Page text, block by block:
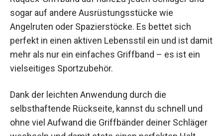
Raquex-Griffband auf nahezu jeden Schläger und
sogar auf andere Ausrüstungsstücke wie
Angelruten oder Spazierstöcke. Es bettet sich
perfekt in einen aktiven Lebensstil ein und ist
ist ein vielseitiges Sportzubehör.
Dank der leichten Anwendung durch die
selbsthaftende Rückseite, kannst du schnell und